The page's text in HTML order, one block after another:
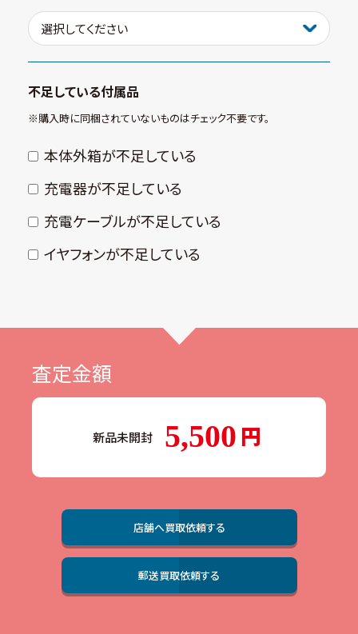
不足している付属品
※購⼊時に同梱されていないものはチェック不要です。
本体外箱が不⾜している
充電器が不⾜している
充電ケーブルが不⾜している
イヤフォンが不⾜している
査定金額
新品未開封 5,500
店舗へ買取依頼する
郵送買取依頼する